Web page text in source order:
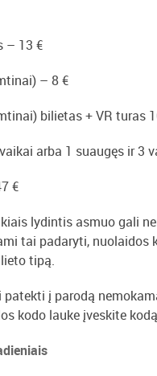
– 13 €
– 8 €
bilietas + VR turas
arba 1 suaugęs ir 3
€
lydintis asmuo gali
tai padaryti, nuolaidos
tipą.
į parodą
kodo lauke įveskite